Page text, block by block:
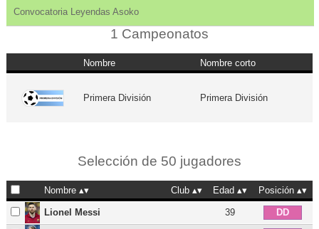
Convocatoria Leyendas Asoko
1 Campeonatos
Nombre Nombre corto
Primera División Primera División
Selección de 50 jugadores
Nombre Club Edad Posición
Lionel Messi 39 DD